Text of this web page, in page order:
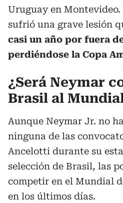
Uruguay en Montevideo.
sufrió una grave lesión
casi un año por fuera
perdiéndose la Copa
¿Será Neymar
Brasil al Mundial
Aunque Neymar Jr. no
ninguna de las
Ancelotti durante su
selección de Brasil, las
competir en el Mundial
en los últimos días.